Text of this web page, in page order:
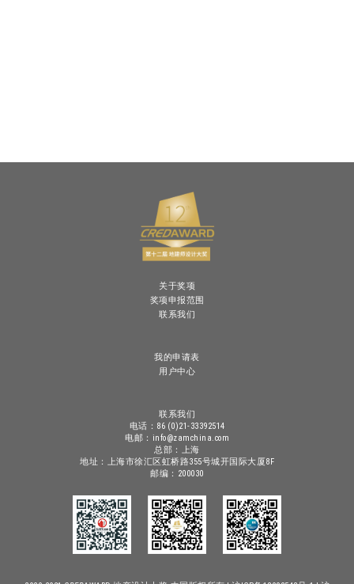
关于奖项
奖项申报范围
联系我们
我的申请表
用户中心
联系我们
电话：86 (0)21-33392514
电邮：info@zamchina.com
总部：上海
地址：上海市徐汇区虹桥路355号城开国际大厦8F
邮编：200030